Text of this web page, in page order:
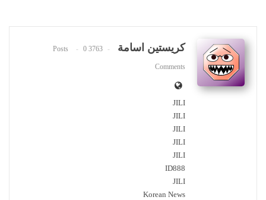
كريستين اسامة 3763 Posts
0
Comments
JILI
JILI
JILI
JILI
JILI
ID888
JILI
Korean News